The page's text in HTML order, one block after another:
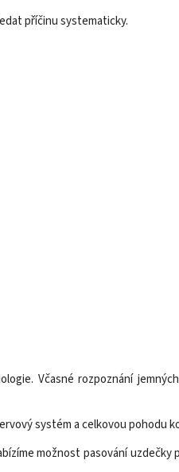
příčinu systematicky.
Včasné rozpoznání
systém a celkovou pohodu
možnost pasování